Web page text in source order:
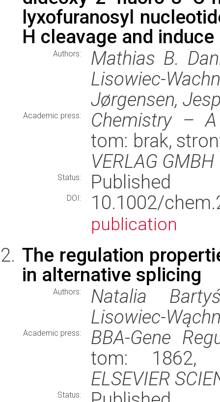
lyxofuranosyl
H cleavage and
Authors:
Mathias B.
Lisowiec-
Jørgensen,
Academic press:
Chemistry –
tom: brak,
VERLAG GMBH
Status: Published
DOI: 10.1002/
publication
The regulation
in alternative splicing
Authors:
Natalia
Lisowiec-
Academic press:
BBA-Gene
tom: 1862,
ELSEVIER
Status: